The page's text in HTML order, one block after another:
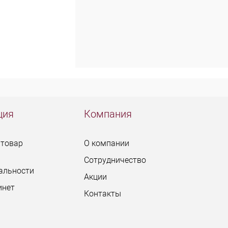
Компания
О компании
Сотрудничество
Акции
Контакты